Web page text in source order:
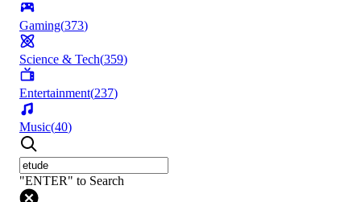
Gaming(373)
Science & Tech(359)
Entertainment(237)
Music(40)
"ENTER" to Search